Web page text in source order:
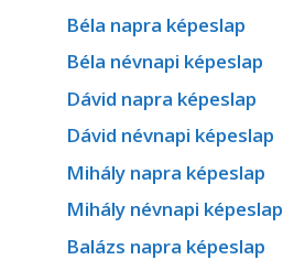
Béla napra képeslap
Béla névnapi képeslap
Dávid napra képeslap
Dávid névnapi képeslap
Mihály napra képeslap
Mihály névnapi képeslap
Balázs napra képeslap